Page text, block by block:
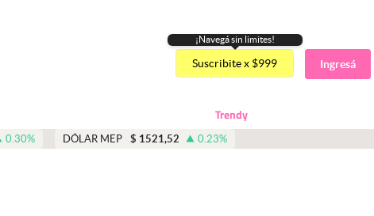
¡Navegá sin limites!
Suscribite x $999 Ingresá
Trendy
0.30% DÓLAR MEP $ 1521,52 0.23%